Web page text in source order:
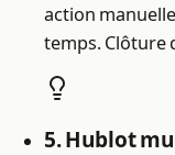
action
temps. Clôture
5. Hublot